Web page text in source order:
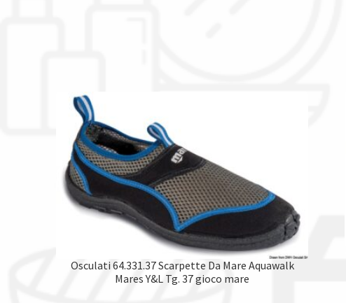
Osculati 64.331.37 Scarpette Da Mare Aquawalk
Mares Y&L Tg. 37 gioco mare